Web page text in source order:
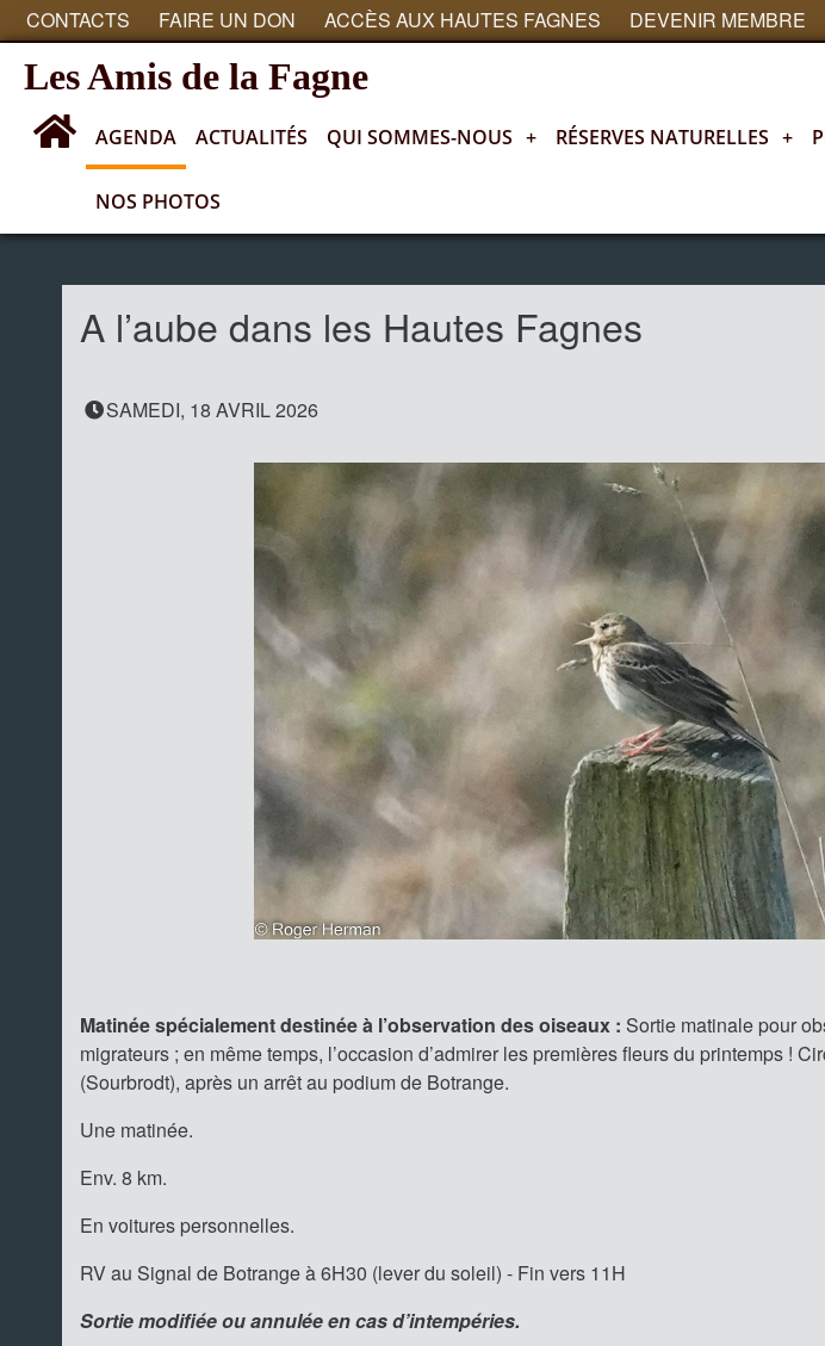
CONTACTS FAIRE UN DON ACCÈS AUX HAUTES FAGNES DEVENIR MEMBRE
Les Amis de la Fagne
AGENDA ACTUALITÉS QUI SOMMES-NOUS + RÉSERVES NATURELLES +
NOS PHOTOS
Agenda
A l’aube dans les Hautes Fagnes
SAMEDI, 18 AVRIL 2026
Matinée spécialement destinée à l’observation des oiseaux : Sortie matinale pour
migrateurs ; en même temps, l’occasion d’admirer les premières fleurs du printemps !
(Sourbrodt), après un arrêt au podium de Botrange.
Une matinée.
Env. 8 km.
En voitures personnelles.
RV au Signal de Botrange à 6H30 (lever du soleil) - Fin vers 11H
Sortie modifiée ou annulée en cas d’intempéries.